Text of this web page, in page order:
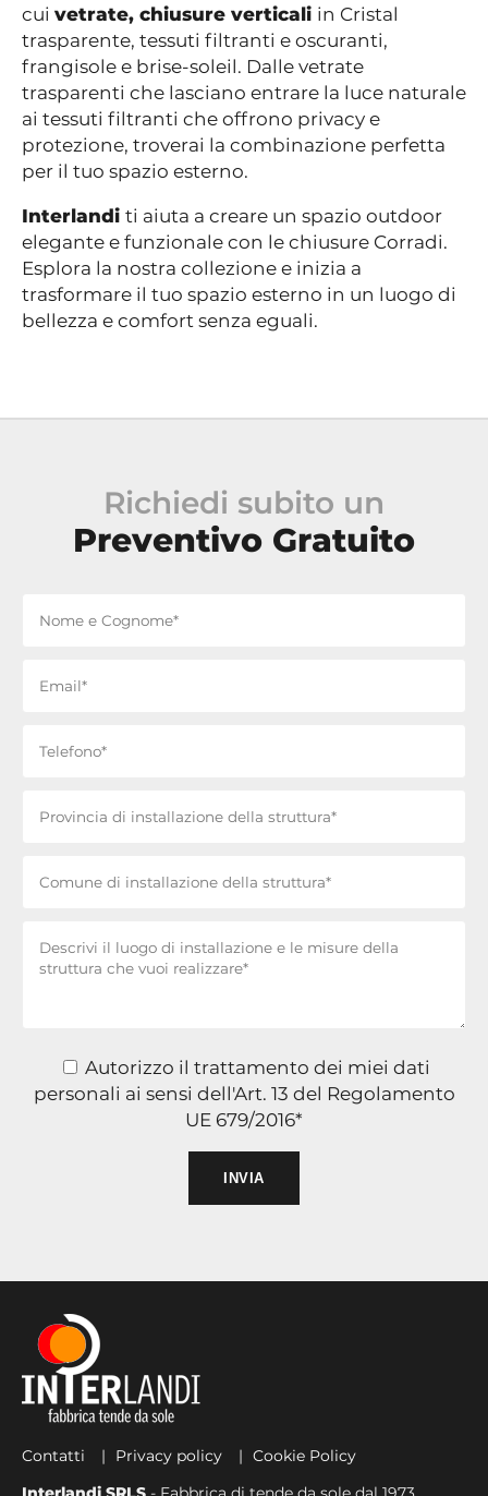
cui vetrate, chiusure verticali in Cristal
trasparente, tessuti filtranti e oscuranti,
frangisole e brise-soleil. Dalle vetrate
trasparenti che lasciano entrare la luce naturale
ai tessuti filtranti che offrono privacy e
protezione, troverai la combinazione perfetta
per il tuo spazio esterno.
Interlandi ti aiuta a creare un spazio outdoor
elegante e funzionale con le chiusure Corradi.
Esplora la nostra collezione e inizia a
trasformare il tuo spazio esterno in un luogo di
bellezza e comfort senza eguali.
Richiedi subito un
Preventivo Gratuito
Autorizzo il trattamento dei miei dati
personali ai sensi dell'Art. 13 del Regolamento
UE 679/2016*
Contatti Privacy policy
Cookie Policy